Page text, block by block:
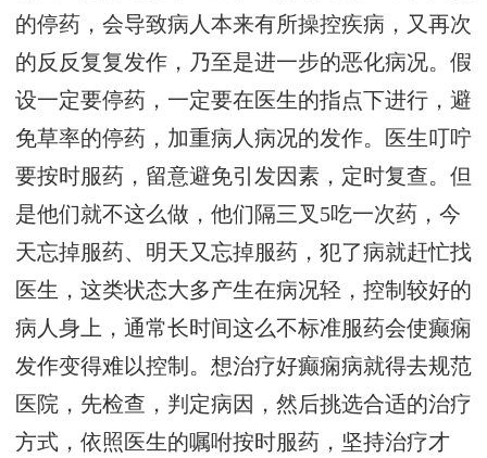
的停药，会导致病人本来有所操控疾病，又再次
的反反复复发作，乃至是进一步的恶化病况。假
设一定要停药，一定要在医生的指点下进行，避
免草率的停药，加重病人病况的发作。医生叮咛
要按时服药，留意避免引发因素，定时复查。但
是他们就不这么做，他们隔三叉5吃一次药，今
天忘掉服药、明天又忘掉服药，犯了病就赶忙找
医生，这类状态大多产生在病况轻，控制较好的
病人身上，通常长时间这么不标准服药会使癫痫
发作变得难以控制。想治疗好癫痫病就得去规范
医院，先检查，判定病因，然后挑选合适的治疗
方式，依照医生的嘱咐按时服药，坚持治疗才